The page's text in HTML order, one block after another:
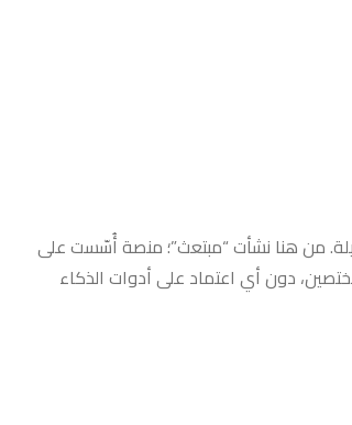
من هنا نشأت “مبتعث”؛ منصة أُسّست على
دون أي اعتماد على أدوات الذكاء